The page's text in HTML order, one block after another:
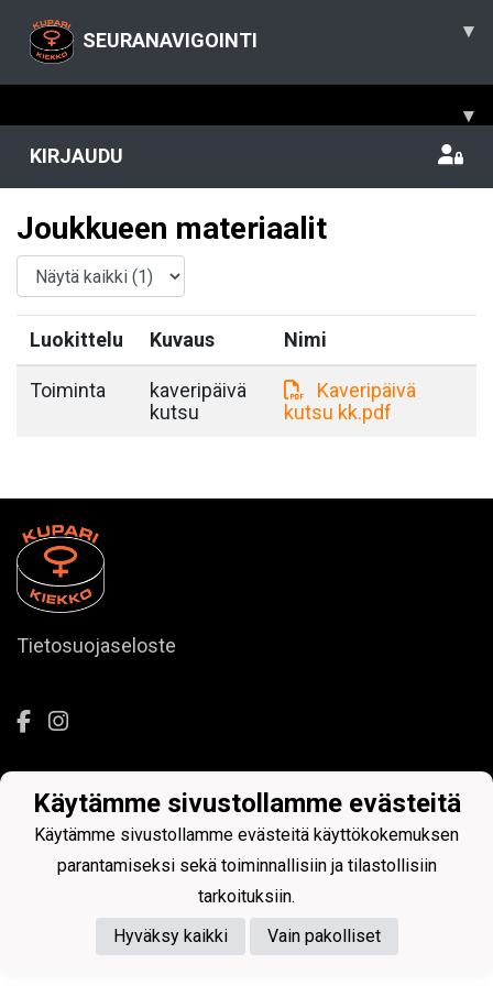
SEURANAVIGOINTI ▾
▾
KIRJAUDU
Joukkueen materiaalit
Luokittelu Kuvaus Nimi
Toiminta
kaveripäivä
kutsu
Kaveripäivä
kutsu kk.pdf
Tietosuojaseloste
Powered by
Käytämme sivustollamme evästeitä
Käytämme sivustollamme evästeitä käyttökokemuksen
parantamiseksi sekä toiminnallisiin ja tilastollisiin
tarkoituksiin.
Hyväksy kaikki
Vain pakolliset